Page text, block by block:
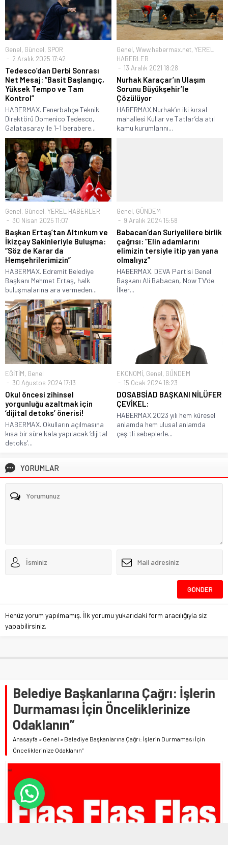
Genel, Güncel, SPOR
2 Aralık 2025 17:42
Tedesco’dan Derbi Sonrası
Net Mesaj: “Basit Başlangıç,
Yüksek Tempo ve Tam
Kontrol”
HABERMAX. Fenerbahçe Teknik
Direktörü Domenico Tedesco,
Galatasaray ile 1-1 berabere...
Genel, Www.habermax.net, YEREL
HABERLER
13 Aralık 2021 18:28
Nurhak Karaçar’ın Ulaşım
Sorunu Büyükşehir’le
Çözülüyor
HABERMAX.Nurhak’ın iki kırsal
mahallesi Kullar ve Tatlar’da atıl
kamu kurumlarını...
Genel, Güncel, YEREL HABERLER
30 Nisan 2025 11:07
Başkan Ertaş’tan Altınkum ve
İkizçay Sakinleriyle Buluşma:
“Söz de Karar da
Hemşehrilerimizin”
HABERMAX. Edremit Belediye
Başkanı Mehmet Ertaş, halk
buluşmalarına ara vermeden...
Genel, GÜNDEM
9 Aralık 2024 15:58
Babacan’dan Suriyelilere birlik
çağrısı: “Elin adamlarını
elimizin tersiyle itip yan yana
olmalıyız”
HABERMAX. DEVA Partisi Genel
Başkanı Ali Babacan, Now TV’de
İlker...
EĞİTİM, Genel
30 Ağustos 2024 17:13
Okul öncesi zihinsel
yorgunluğu azaltmak için
‘dijital detoks’ önerisi!
HABERMAX. Okulların açılmasına
kısa bir süre kala yapılacak ‘dijital
detoks’...
EKONOMİ, Genel, GÜNDEM
15 Ocak 2024 18:23
DOSABSİAD BAŞKANI NİLÜFER
ÇEVİKEL:
HABERMAX.2023 yılı hem küresel
anlamda hem ulusal anlamda
çeşitli sebeplerle...
YORUMLAR
Henüz yorum yapılmamış. İlk yorumu yukarıdaki form aracılığıyla siz
yapabilirsiniz.
Belediye Başkanlarına Çağrı: İşlerin
Durmaması İçin Önceliklerinize
Odaklanın”
Anasayfa » Genel » Belediye Başkanlarına Çağrı: İşlerin Durmaması İçin
Önceliklerinize Odaklanın”